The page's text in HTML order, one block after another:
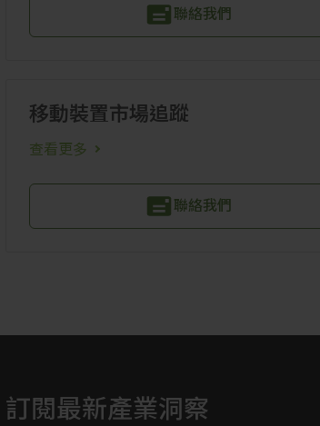
聯絡我們
移動裝置市場追蹤
查看更多
聯絡我們
訂閱最新產業洞察